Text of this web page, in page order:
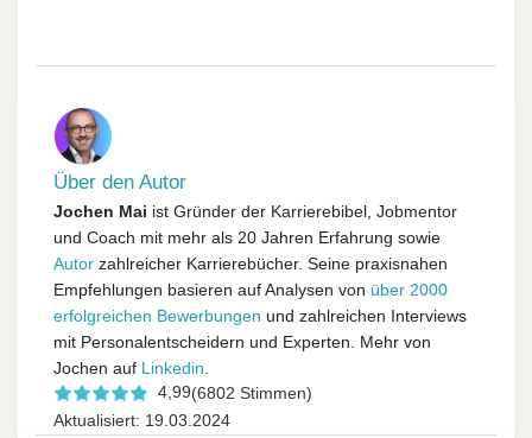
Über den Autor
Jochen Mai ist Gründer der Karrierebibel, Jobmentor
und Coach mit mehr als 20 Jahren Erfahrung sowie
Autor zahlreicher Karrierebücher. Seine praxisnahen
Empfehlungen basieren auf Analysen von über 2000
erfolgreichen Bewerbungen und zahlreichen Interviews
mit Personalentscheidern und Experten. Mehr von
Jochen auf Linkedin
4,99(6802 Stimmen)
Aktualisiert: 19.03.2024